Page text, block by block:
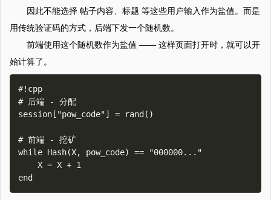
因此不能选择 帖子内容、标题 等这些用户输入作为盐值。而是
用传统验证码的方式，后端下发一个随机数。
前端使用这个随机数作为盐值 —— 这样页面打开时，就可以开
始计算了。
#!cpp
# 后端 - 分配
session["pow_code"] = rand()
# 前端 - 挖矿
while Hash(X, pow_code) == "000000..."